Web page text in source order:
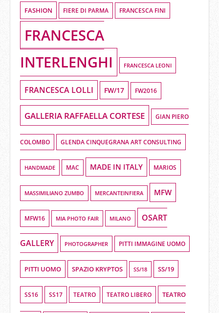
FASHION FIERE DI PARMA FRANCESCA FINI
FRANCESCA
INTERLENGHI
FRANCESCA LEONI
FRANCESCA LOLLI FW/17 FW2016
GALLERIA RAFFAELLA CORTESE GIAN PIERO
COLOMBO GLENDA CINQUEGRANA ART CONSULTING
HANDMADE MAC MADE IN ITALY MARIOS
MASSIMILIANO ZUMBO MERCANTEINFIERA MFW
MFW16 MIA PHOTO FAIR MILANO OSART
GALLERY PHOTOGRAPHER PITTI IMMAGINE UOMO
PITTI UOMO SPAZIO KRYPTOS SS/18 SS/19
SS16 SS17 TEATRO TEATRO LIBERO TEATRO